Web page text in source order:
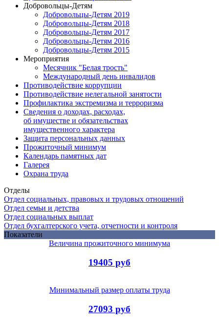
Добровольцы-Детям
Добровольцы-Детям 2019
Добровольцы-Детям 2018
Добровольцы-Детям 2017
Добровольцы-Детям 2016
Добровольцы-Детям 2015
Мероприятия
Месячник "Белая трость"
Международный день инвалидов
Противодействие коррупции
Противодействие нелегальной занятости
Профилактика экстремизма и терроризма
Сведения о доходах, расходах,
об имуществе и обязательствах
имущественного характера
Защита персональных данных
Прожиточный минимум
Календарь памятных дат
Галерея
Охрана труда
Отделы
Отдел социальных, правовых и трудовых отношений
Отдел семьи и детства
Отдел социальных выплат
Отдел бухгалтерского учета, отчетности и контроля
Показатели
Величина прожиточного минимума
19405 руб
Минимальный размер оплаты труда
27093 руб